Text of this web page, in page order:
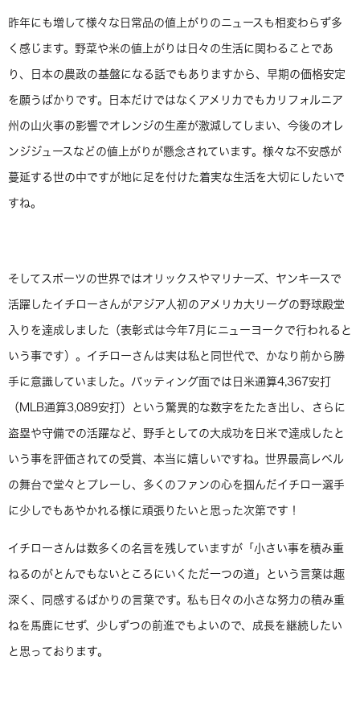
昨年にも増して様々な日常品の値上がりのニュースも相変わらず多
く感じます。野菜や米の値上がりは日々の生活に関わることであ
り、日本の農政の基盤になる話でもありますから、早期の価格安定
を願うばかりです。日本だけではなくアメリカでもカリフォルニア
州の山火事の影響でオレンジの生産が激減してしまい、今後のオレ
ンジジュースなどの値上がりが懸念されています。様々な不安感が
蔓延する世の中ですが地に足を付けた着実な生活を大切にしたいで
すね。
そしてスポーツの世界ではオリックスやマリナーズ、ヤンキースで
活躍したイチローさんがアジア人初のアメリカ大リーグの野球殿堂
入りを達成しました（表彰式は今年7月にニューヨークで行われると
いう事です）。イチローさんは実は私と同世代で、かなり前から勝
手に意識していました。バッティング面では日米通算4,367安打
（MLB通算3,089安打）という驚異的な数字をたたき出し、さらに
盗塁や守備での活躍など、野手としての大成功を日米で達成したと
いう事を評価されての受賞、本当に嬉しいですね。世界最高レベル
の舞台で堂々とプレーし、多くのファンの心を掴んだイチロー選手
に少しでもあやかれる様に頑張りたいと思った次第です！
イチローさんは数多くの名言を残していますが「小さい事を積み重
ねるのがとんでもないところにいくただ一つの道」という言葉は趣
深く、同感するばかりの言葉です。私も日々の小さな努力の積み重
ねを馬鹿にせず、少しずつの前進でもよいので、成長を継続したい
と思っております。